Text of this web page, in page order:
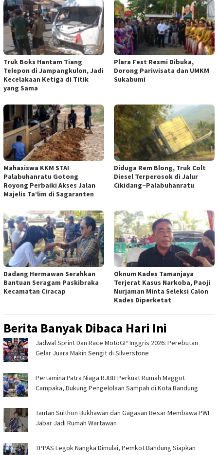
Truk Boks Hantam Tiang
Telepon di Jampangkulon, Jadi
Kecelakaan Ketiga di Titik
yang Sama
Plara Fest Resmi Dibuka,
Dorong Pariwisata dan UMKM
Sukabumi
Mahasiswa KKM STAI
Palabuhanratu Gotong
Royong Perbaiki Akses Jalan
Majelis Ta’lim di Sagaranten
Diduga Rem Blong, Truk Colt
Diesel Terperosok di Jalur
Cikidang–Palabuhanratu
Dadang Hermawan Serahkan
Bantuan Seragam Paskibraka
Kecamatan Ciracap
Oknum Kades Tamanjaya
Terjerat Kasus Narkoba, Paoji
Nurjaman Minta Seleksi Calon
Kades Diperketat
Berita Banyak Dibaca Hari Ini
Jadwal Sprint Dan Race MotoGP Inggris 2026: Perebutan
Gelar Juara Makin Sengit di Silverstone
Pertamina Patra Niaga RJBB Perkuat Rumah Maggot
Campaka, Dukung Pengelolaan Sampah di Kota Bandung
Tantan Sulthon Bukhawan dan Gagasan Besar Membawa PWI
Jabar Jadi Rumah Wartawan
TPPAS Legok Nangka Dimulai, Pemkot Bandung Siapkan